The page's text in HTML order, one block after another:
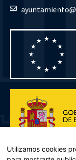
Utilizamos cookies